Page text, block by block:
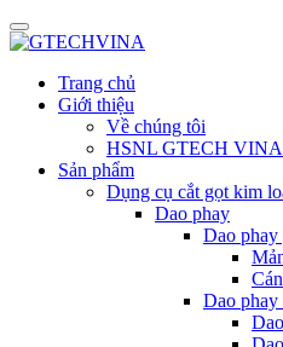
Trang chủ
Giới thiệu
Về chúng tôi
HSNL GTECH VINA
Sản phẩm
Dụng cụ cắt gọt kim
Dao phay
Dao phay
Dao phay